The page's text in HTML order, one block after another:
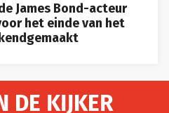
James Bond-acteur
het einde van het
DE KIJKER